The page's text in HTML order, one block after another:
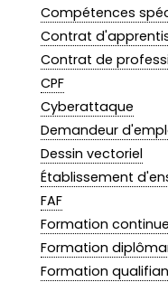
Compétences
Contrat
Contrat de
CPF
Cyberattaque
Demandeur
Dessin vectoriel
Établissement
FAF
Formation continue
Formation
Formation